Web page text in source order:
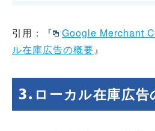
引用：『
Google Merchant
ル在庫広告の概要』
ローカル在庫広